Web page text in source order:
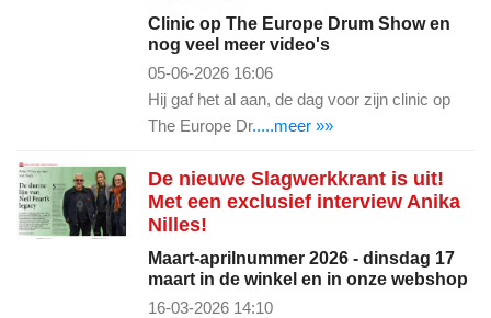
Clinic op The Europe Drum Show en
nog veel meer video's
05-06-2026 16:06
Hij gaf het al aan, de dag voor zijn clinic op
The Europe Dr.....meer »»
De nieuwe Slagwerkkrant is uit!
Met een exclusief interview Anika
Nilles!
Maart-aprilnummer 2026 - dinsdag 17
maart in de winkel en in onze webshop
16-03-2026 14:10